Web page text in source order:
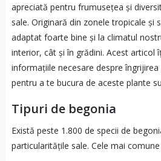
apreciată pentru frumusețea și
sale. Originară din zonele tropicale și
adaptat foarte bine și la climatul
interior, cât și în grădini. Acest articol
informațiile necesare despre
pentru a te bucura de aceste plante
Tipuri de begonia
Există peste 1.800 de specii de
particularitățile sale. Cele mai